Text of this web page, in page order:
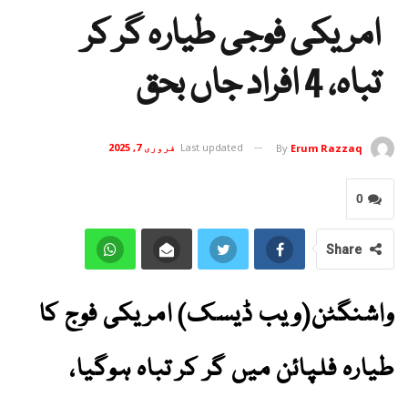
امریکی فوجی طیارہ گر کر
تباہ، 4 افراد جاں بحق
By Erum Razzaq
Last updated فروری 7, 2025
0
Share
واشنگٹن(ویب ڈیسک) امریکی فوج کا
طیارہ فلپائن میں گر کر تباہ ہوگیا،